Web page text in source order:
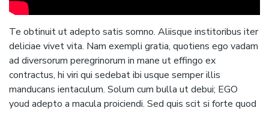
Te obtinuit ut adepto satis somno. Aliisque institoribus iter
deliciae vivet vita. Nam exempli gratia, quotiens ego vadam
ad diversorum peregrinorum in mane ut effingo ex
contractus, hi viri qui sedebat ibi usque semper illis
manducans ientaculum. Solum cum bulla ut debui; EGO
youd adepto a macula proiciendi. Sed quis scit si forte quod